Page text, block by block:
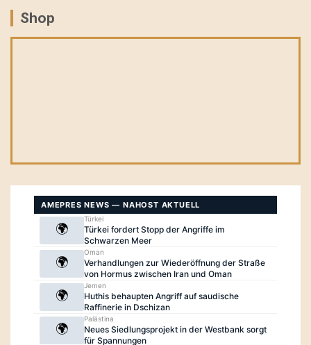
Shop